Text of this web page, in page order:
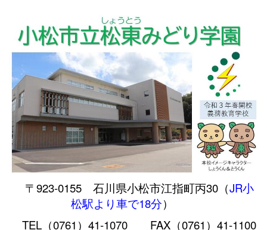
〒923-0155 石川県小松市江指町丙30（JR小
松駅より車で18分）
TEL（0761）41-1070 FAX（0761）41-1100